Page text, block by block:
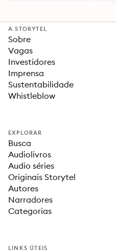
A STORYTEL
Sobre
Vagas
Investidores
Imprensa
Sustentabilidade
Whistleblow
EXPLORAR
Busca
Audiolivros
Audio séries
Originais Storytel
Autores
Narradores
Categorias
LINKS ÚTEIS